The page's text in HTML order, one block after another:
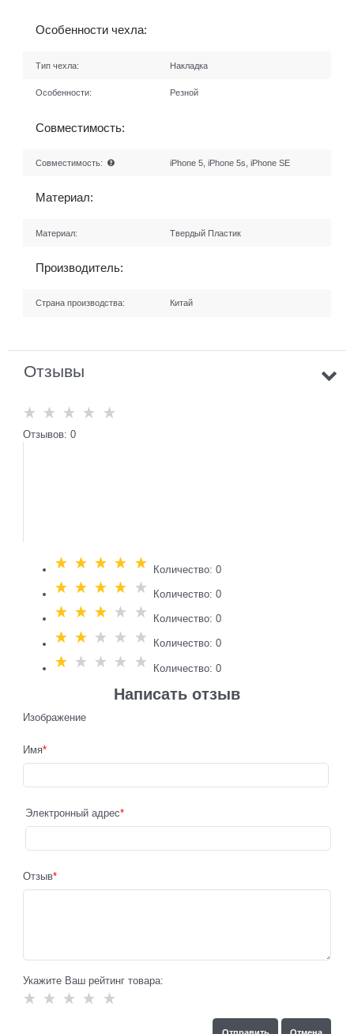
Особенности чехла:
Тип чехла: Накладка
Особенности: Резной
Совместимость:
Совместимость: iPhone 5, iPhone 5s, iPhone SE
Материал:
Материал: Твердый Пластик
Производитель:
Страна производства: Китай
Отзывы
Отзывов: 0
Количество: 0
Количество: 0
Количество: 0
Количество: 0
Количество: 0
Написать отзыв
Изображение
Имя
Электронный адрес
Отзыв
Укажите Ваш рейтинг товара: